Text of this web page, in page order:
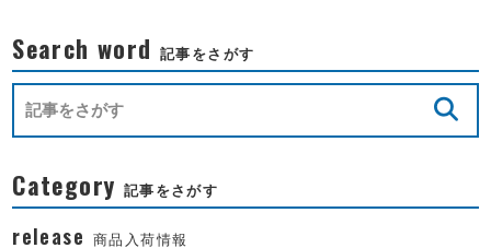
Search word 記事をさがす
Category 記事をさがす
release 商品入荷情報